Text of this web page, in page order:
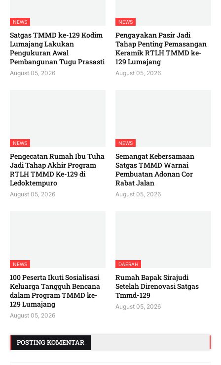
NEWS
Satgas TMMD ke-129 Kodim
Lumajang Lakukan
Pengukuran Awal
Pembangunan Tugu Prasasti
August 05, 2026
NEWS
Pengayakan Pasir Jadi
Tahap Penting Pemasangan
Keramik RTLH TMMD ke-
129 Lumajang
August 05, 2026
NEWS
Pengecatan Rumah Ibu Tuha
Jadi Tahap Akhir Program
RTLH TMMD Ke-129 di
Ledoktempuro
August 05, 2026
NEWS
Semangat Kebersamaan
Satgas TMMD Warnai
Pembuatan Adonan Cor
Rabat Jalan
August 05, 2026
NEWS
100 Peserta Ikuti Sosialisasi
Keluarga Tangguh Bencana
dalam Program TMMD ke-
129 Lumajang
August 05, 2026
DAERAH
Rumah Bapak Sirajudi
Setelah Direnovasi Satgas
Tmmd-129
August 05, 2026
POSTING KOMENTAR